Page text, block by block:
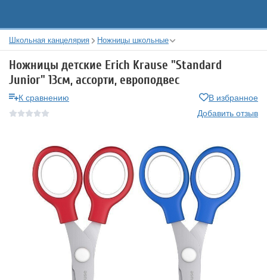
Школьная канцелярия Ножницы школьные
Ножницы детские Erich Krause "Standard
Junior" 13см, ассорти, европодвес
К сравнению
В избранное
Добавить отзыв